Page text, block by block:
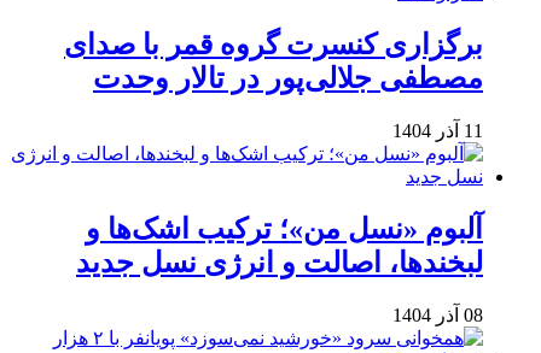
برگزاری کنسرت گروه قمر با صدای
مصطفی جلالی‌پور در تالار وحدت
11 آذر 1404
آلبوم «نسل من»؛ ترکیب اشک‌ها و
لبخندها، اصالت و انرژی نسل جدید
08 آذر 1404